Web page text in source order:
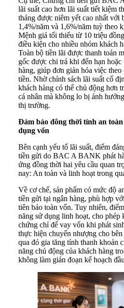
lãi suất cao hơn lãi suất tiết kiệm
tháng được niêm yết cao nhất với
1,4%/năm và 1,6%/năm tuỳ theo
Mệnh giá tối thiểu từ 10 triệu
điều kiện cho nhiều nhóm khách
Toàn bộ tiền lãi được thanh toán
gốc được chi trả khi đến hạn hoặc
hàng, giúp đơn giản hóa việc
tiền. Nhờ chính sách lãi suất cố
khách hàng có thể chủ động hơn
cá nhân mà không lo bị ảnh
thị trường.
Đảm bảo đông thời tính an
dụng vốn
Bên cạnh yếu tố lãi suất, điểm
tiền gửi do BAC A BANK phát
ứng đồng thời hai yêu cầu quan
nay: An toàn và linh hoạt trong
Về cơ chế, sản phẩm có mức độ
tiền gửi tại ngân hàng, phù hợp
tiên bảo toàn vốn. Tuy nhiên,
năng sử dụng linh hoạt, cho phép
chứng chỉ để vay vốn khi phát
thực hiện chuyển nhượng cho
qua đó gia tăng tính thanh khoản
năng chủ động của khách hàng
không làm gián đoạn kế hoạch